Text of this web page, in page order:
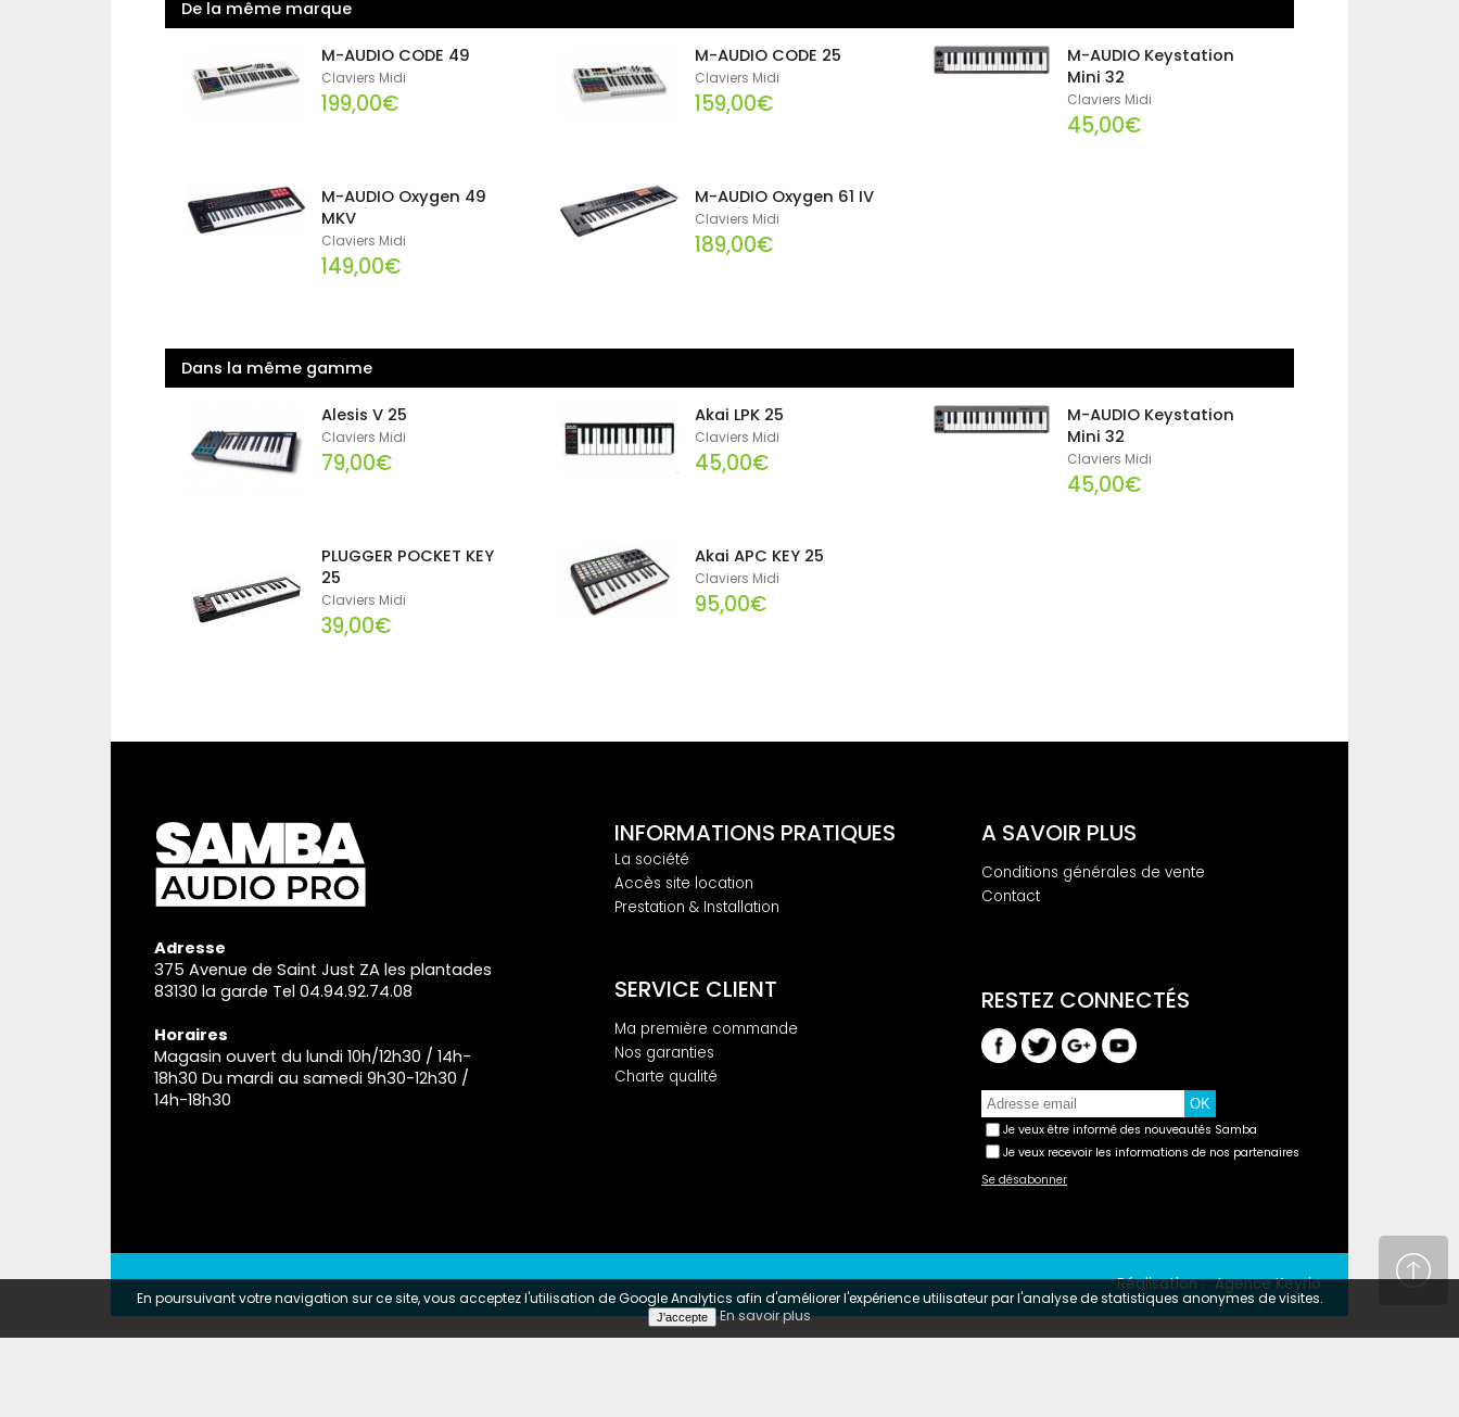
De la même marque
M-AUDIO CODE 49
Claviers Midi
199,00€
M-AUDIO CODE 25
Claviers Midi
159,00€
M-AUDIO Keystation
Mini 32
Claviers Midi
45,00€
M-AUDIO Oxygen 49
MKV
Claviers Midi
149,00€
M-AUDIO Oxygen 61 IV
Claviers Midi
189,00€
Dans la même gamme
Alesis V 25
Claviers Midi
79,00€
Akai LPK 25
Claviers Midi
45,00€
M-AUDIO Keystation
Mini 32
Claviers Midi
45,00€
PLUGGER POCKET KEY
25
Claviers Midi
39,00€
Akai APC KEY 25
Claviers Midi
95,00€
Adresse
375 Avenue de Saint Just ZA les plantades
83130 la garde Tel 04.94.92.74.08
Horaires
Magasin ouvert du lundi 10h/12h30 / 14h-
18h30 Du mardi au samedi 9h30-12h30 /
14h-18h30
INFORMATIONS PRATIQUES
La société
Accès site location
Prestation & Installation
SERVICE CLIENT
Ma première commande
Nos garanties
Charte qualité
A SAVOIR PLUS
Conditions générales de vente
Contact
Je veux être informé des nouveautés Samba
Je veux recevoir les informations de nos partenaires
Se désabonner
Réalisation : Agence Keyrio
En poursuivant votre navigation sur ce site, vous acceptez l'utilisation de Google Analytics afin d'améliorer l'expérience utilisateur par l'analyse de statistiques anonymes de visites.
En savoir plus